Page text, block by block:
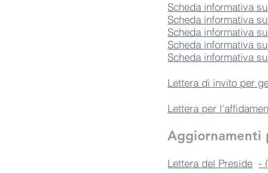
Scheda informativa
Scheda informativa
Scheda informativa
Scheda informativa
Scheda informativa
Lettera di invito per
Lettera per
Aggiornamenti
Lettera del Preside -